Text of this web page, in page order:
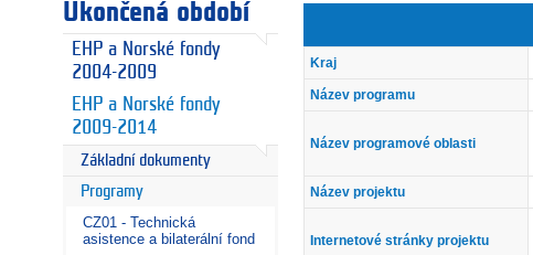
Ukončená období
EHP a Norské fondy
2004-2009
EHP a Norské fondy
2009-2014
Základní dokumenty
Programy
CZ01 - Technická
asistence a bilaterální fond
Kraj
Název programu
Název programové oblasti
Název projektu
Internetové stránky projektu